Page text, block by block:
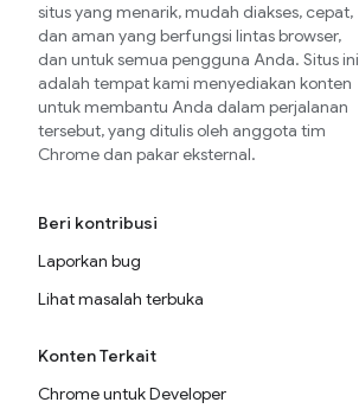
situs yang menarik, mudah diakses, cepat,
dan aman yang berfungsi lintas browser,
dan untuk semua pengguna Anda. Situs ini
adalah tempat kami menyediakan konten
untuk membantu Anda dalam perjalanan
tersebut, yang ditulis oleh anggota tim
Chrome dan pakar eksternal.
Beri kontribusi
Laporkan bug
Lihat masalah terbuka
Konten Terkait
Chrome untuk Developer